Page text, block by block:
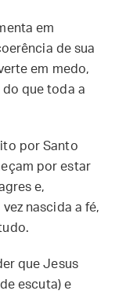
em
de sua
em medo,
do que toda a
por Santo
por estar
e,
nascida a fé,
que Jesus
escuta) e